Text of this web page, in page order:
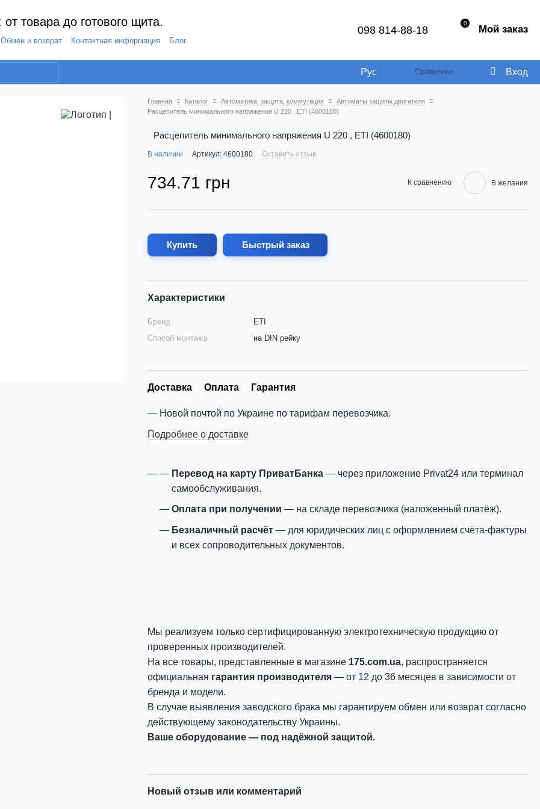
товара до готового щита.
Обмен и возврат Контактная информация Блог
098 814-88-18
0 Мой заказ
Рус Сравнение Вход
Главная Каталог Автоматика, защита, коммутация
Автоматы защиты двигателя
Расцепитель минимального напряжения U 220 , ETI (4600180)
Расцепитель минимального напряжения U 220 , ETI (4600180)
В наличии Артикул: 4600180 Оставить отзыв
734.71 грн К сравнению В желания
Купить Быстрый заказ
Характеристики
Бренд
ETI
Способ монтажа
на DIN рейку
Доставка Оплата Гарантия
Новой почтой по Украине по тарифам перевозчика.
Подробнее о доставке
Перевод на карту ПриватБанка — через приложение Privat24 или терминал
самообслуживания.
Оплата при получении — на складе перевозчика (наложенный платёж).
Безналичный расчёт — для юридических лиц с оформлением счёта-фактуры
и всех сопроводительных документов.
Мы реализуем только сертифицированную электротехническую продукцию от
проверенных производителей.
На все товары, представленные в магазине 175.com.ua, распространяется
официальная гарантия производителя — от 12 до 36 месяцев в зависимости от
бренда и модели.
В случае выявления заводского брака мы гарантируем обмен или возврат согласно
действующему законодательству Украины.
Ваше оборудование — под надёжной защитой.
Новый отзыв или комментарий